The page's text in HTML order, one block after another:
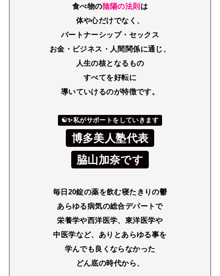
食べ物の陰陽の法則 は
体や心だけでなく、
パートナーシップ・セックス
お金・ビジネス ・人間関係に通じ、
人生の核となるもの
すべてを好転に
導いていけるのが特徴です。
☯✨私がサポートをしていきます
博多美人塾代表
脇山加奈です
毎日20錠の薬を飲む寝たきりの鬱
あらゆる病気の総合デパートで
栄養学や西洋医学、東洋医学や
中医学など、ありとあらゆる事を
学んでも良くならなかった
どん底の時代から、